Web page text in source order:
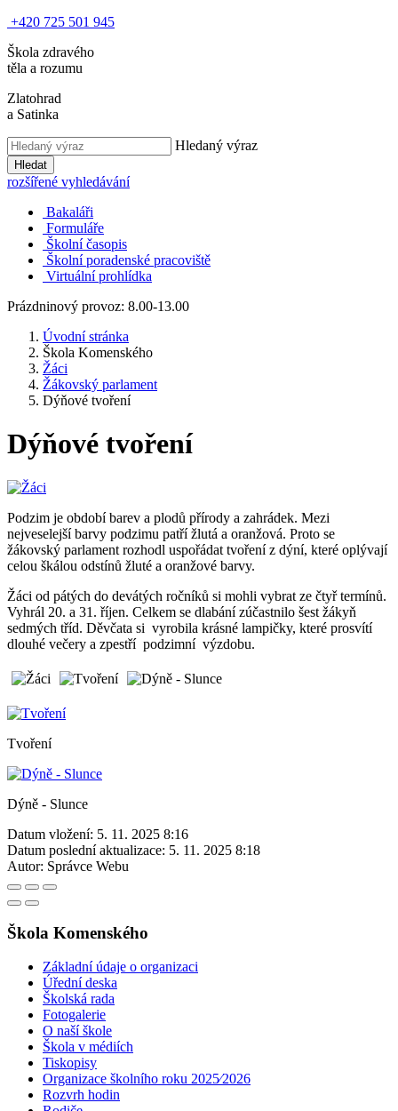
+420 725 501 945
Škola zdravého
těla a rozumu
Zlatohrad
a Satinka
Hledaný výraz
Hledat
rozšířené vyhledávání
Bakaláři
Formuláře
Školní časopis
Školní poradenské pracoviště
Virtuální prohlídka
Prázdninový provoz: 8.00-13.00
Úvodní stránka
Škola Komenského
Žáci
Žákovský parlament
Dýňové tvoření
Dýňové tvoření
Podzim je období barev a plodů přírody a zahrádek. Mezi
nejveselejší barvy podzimu patří žlutá a oranžová. Proto se
žákovský parlament rozhodl uspořádat tvoření z dýní, které oplývají
celou škálou odstínů žluté a oranžové barvy.
Žáci od pátých do devátých ročníků si mohli vybrat ze čtyř termínů.
Vyhrál 20. a 31. říjen. Celkem se dlabání zúčastnilo šest žákyň
sedmých tříd. Děvčata si vyrobila krásné lampičky, které prosvítí
dlouhé večery a zpestří podzimní výzdobu.
Tvoření
Dýně - Slunce
Datum vložení: 5. 11. 2025 8:16
Datum poslední aktualizace: 5. 11. 2025 8:18
Autor: Správce Webu
Škola Komenského
Základní údaje o organizaci
Úřední deska
Školská rada
Fotogalerie
O naší škole
Škola v médiích
Tiskopisy
Organizace školního roku 2025⁄2026
Rozvrh hodin